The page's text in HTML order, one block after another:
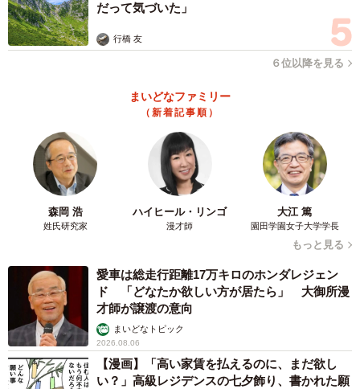
だって気づいた」
行橋 友
６位以降を見る
まいどなファミリー
（新着記事順）
森岡 浩
姓氏研究家
ハイヒール・リンゴ
漫才師
大江 篤
園田学園女子大学学長
もっと見る
愛車は総走行距離17万キロのホンダレジェン
ド 「どなたか欲しい方が居たら」 大御所漫
才師が譲渡の意向
まいどなトピック
2026.08.06
【漫画】「高い家賃を払えるのに、まだ欲し
い？」高級レジデンスの七夕飾り、書かれた願